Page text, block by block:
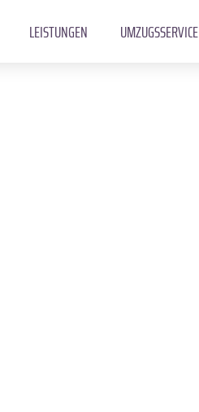
LEISTUNGEN UMZUGSSERVICE